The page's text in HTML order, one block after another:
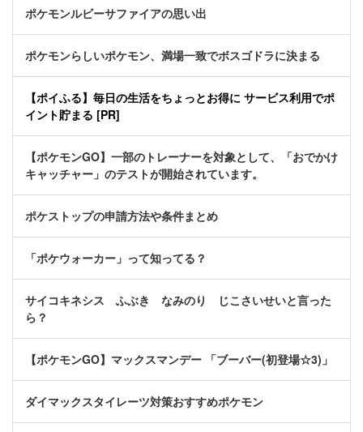
ポケモンルビーサファイアの思い出
ポケモンらしいポケモン、満場一致でボスゴドラに決まる
【ポイふる】毎日の生活をちょっとお得に サービス利用でポ
イント貯まる [PR]
【ポケモンGO】一部のトレーナーを対象として、「おでかけ
キャッチャー」のテストが開始されています。
ポケストップの申請方法や条件まとめ
「ポケウォーカー」って知ってる？
サイコキネシス ふぶき なみのり じこさいせいと言った
ら？
【ポケモンGO】マックスマンデー 「ブーバー(初登場☆3)」
ダイマックスタイレーツ対策おすすめポケモン